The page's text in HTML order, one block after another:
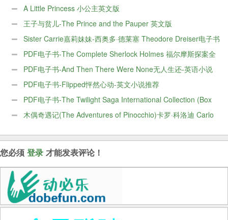
A Little Princess 小公主英文版
王子与贫儿-The Prince and the Pauper 英文版
Sister Carrie嘉莉妹妹-西奥多·德莱塞 Theodore Dreiser电子书
下载PDF电子书-The Complete Sherlock Holmes 福尔摩斯探案全
集-英语阅读教材
PDF电子书-And Then There Were None无人生还-英语小说
PDF电子书-Flipped怦然心动-英文小说推荐
PDF电子书-The Twilight Saga International Collection (Box
Set) 暮光之城套装共4册
木偶奇遇记(The Adventures of Pinocchio)卡罗·科洛迪 Carlo
您必须 登录 才能发表评论！